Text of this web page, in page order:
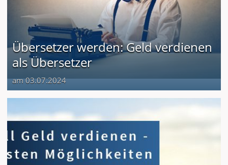
Übersetzer werden: Geld verdienen
als Übersetzer
am 03.07.2024